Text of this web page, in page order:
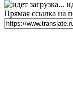
Прямая ссылка на